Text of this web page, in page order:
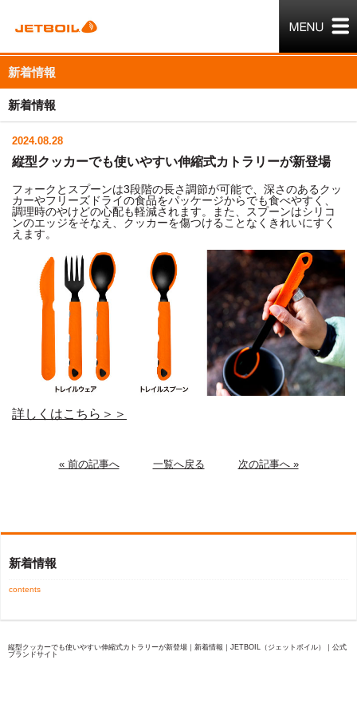
新着情報
新着情報
2024.08.28
縦型クッカーでも使いやすい伸縮式カトラリーが新登場
フォークとスプーンは3段階の長さ調節が可能で、深さのあるクッ
カーやフリーズドライの食品をパッケージからでも食べやすく、
調理時のやけどの心配も軽減されます。また、スプーンはシリコ
ンのエッジをそなえ、クッカーを傷つけることなくきれいにすく
えます。
詳しくはこちら＞＞
« 前の記事へ 一覧へ戻る 次の記事へ »
新着情報
contents
縦型クッカーでも使いやすい伸縮式カトラリーが新登場｜新着情報｜JETBOIL（ジェットボイル）｜公式
ブランドサイト